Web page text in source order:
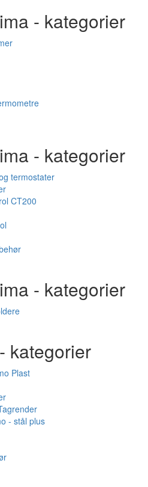
- kategorier
- kategorier
termostater
CT200
- kategorier
kategorier
Plast
- stål plus